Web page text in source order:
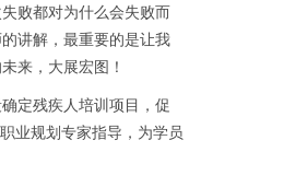
败都对为什么会失败而
讲解，最重要的是让我
来，大展宏图！
定残疾人培训项目，促
业规划专家指导，为学员